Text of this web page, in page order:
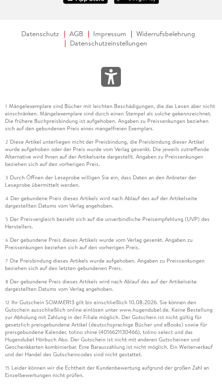
Datenschutz AGB Impressum
Widerrufsbelehrung
Datenschutzeinstellungen
1 Mängelexemplare sind Bücher mit leichten Beschädigungen, die das Lesen aber nicht
einschränken. Mängelexemplare sind durch einen Stempel als solche gekennzeichnet.
Die frühere Buchpreisbindung ist aufgehoben. Angaben zu Preissenkungen beziehen
sich auf den gebundenen Preis eines mangelfreien Exemplars.
2 Diese Artikel unterliegen nicht der Preisbindung, die Preisbindung dieser Artikel
wurde aufgehoben oder der Preis wurde vom Verlag gesenkt. Die jeweils zutreffende
Alternative wird Ihnen auf der Artikelseite dargestellt. Angaben zu Preissenkungen
beziehen sich auf den vorherigen Preis.
3 Durch Öffnen der Leseprobe willigen Sie ein, dass Daten an den Anbieter der
Leseprobe übermittelt werden.
4 Der gebundene Preis dieses Artikels wird nach Ablauf des auf der Artikelseite
dargestellten Datums vom Verlag angehoben.
5 Der Preisvergleich bezieht sich auf die unverbindliche Preisempfehlung (UVP) des
Herstellers.
6 Der gebundene Preis dieses Artikels wurde vom Verlag gesenkt. Angaben zu
Preissenkungen beziehen sich auf den vorherigen Preis.
7 Die Preisbindung dieses Artikels wurde aufgehoben. Angaben zu Preissenkungen
beziehen sich auf den letzten gebundenen Preis.
8 Der gebundene Preis dieses Artikels wird nach Ablauf des auf der Artikelseite
dargestellten Datums vom Verlag angehoben.
12 Ihr Gutschein SOMMER13 gilt bis einschließlich 10.08.2026. Sie können den
Gutschein ausschließlich online einlösen unter www.hugendubel.de. Keine Bestellung
zur Abholung mit Zahlung in der Filiale möglich. Der Gutschein ist nicht gültig für
gesetzlich preisgebundene Artikel (deutschsprachige Bücher und eBooks) sowie für
preisgebundene Kalender, tolino shine (4016621130466), tolino select und das
Hugendubel Hörbuch Abo. Der Gutschein ist nicht mit anderen Gutscheinen und
Geschenkkarten kombinierbar. Eine Barauszahlung ist nicht möglich. Ein Weiterverkauf
und der Handel des Gutscheincodes sind nicht gestattet.
15 Leider können wir die Echtheit der Kundenbewertung aufgrund der großen Zahl an
Einzelbewertungen nicht prüfen.